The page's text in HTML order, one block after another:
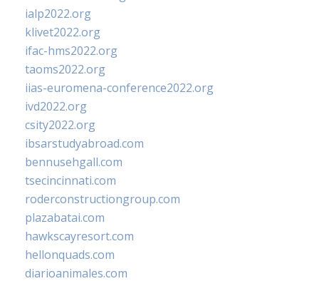
ialp2022.org
klivet2022.org
ifac-hms2022.org
taoms2022.org
iias-euromena-conference2022.org
ivd2022.org
csity2022.org
ibsarstudyabroad.com
bennusehgall.com
tsecincinnati.com
roderconstructiongroup.com
plazabatai.com
hawkscayresort.com
hellonquads.com
diarioanimales.com